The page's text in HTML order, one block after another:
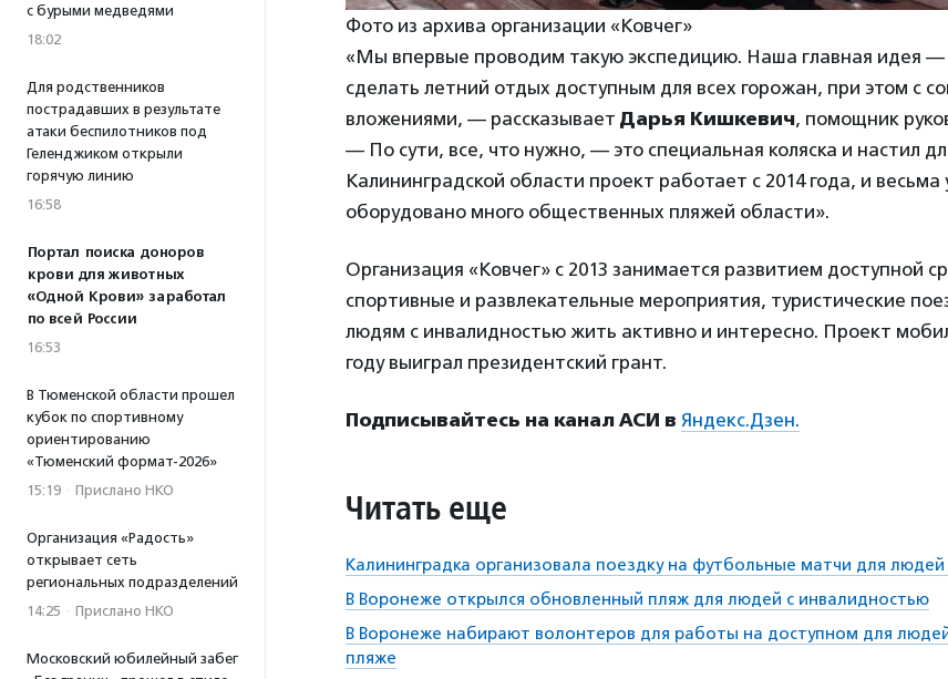
с бурыми медведями
18:02
Для родственников
пострадавших в результате
атаки беспилотников под
Геленджиком открыли
горячую линию
16:58
Портал поиска доноров
крови для животных
«Одной Крови» заработал
по всей России
16:53
В Тюменской области прошел
кубок по спортивному
ориентированию
«Тюменский формат-2026»
15:19 · Прислано НКО
Организация «Радость»
открывает сеть
региональных подразделений
14:25 · Прислано НКО
Московский юбилейный забег
Фото из архива организации «Ковчег»
«Мы впервые проводим такую экспедицию. Наша главная идея —
сделать летний отдых доступным для всех горожан, при этом с
вложениями, — рассказывает Дарья Кишкевич, помощник
— По сути, все, что нужно, — это специальная коляска и настил
Калининградской области проект работает с 2014 года, и весьма
оборудовано много общественных пляжей области».
Организация «Ковчег» с 2013 занимается развитием доступной
спортивные и развлекательные мероприятия, туристические
людям с инвалидностью жить активно и интересно. Проект
году выиграл президентский грант.
Подписывайтесь на канал АСИ в Яндекс.Дзен.
Читать еще
Калининградка организовала поездку на футбольные матчи для
В Воронеже открылся обновленный пляж для людей с инвалидностью
В Воронеже набирают волонтеров для работы на доступном для
пляже